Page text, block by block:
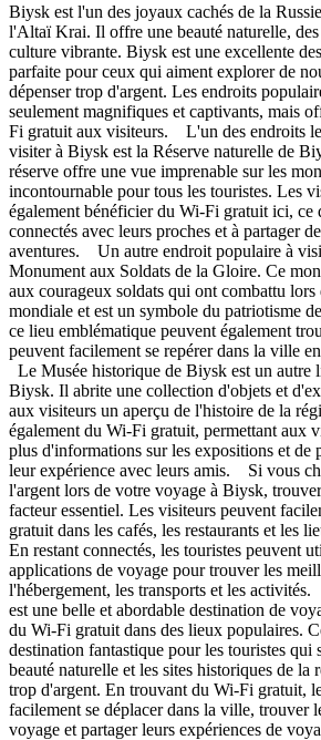
Biysk est l'un des joyaux cachés de la
l'Altaï Krai. Il offre une beauté naturelle, des
culture vibrante. Biysk est une excellente
parfaite pour ceux qui aiment explorer de
dépenser trop d'argent. Les endroits
seulement magnifiques et captivants, mais
Fi gratuit aux visiteurs. L'un des endroits
visiter à Biysk est la Réserve naturelle de
réserve offre une vue imprenable sur les
incontournable pour tous les touristes. Les
également bénéficier du Wi-Fi gratuit ici, ce
connectés avec leurs proches et à partager
aventures. Un autre endroit populaire à
Monument aux Soldats de la Gloire. Ce
aux courageux soldats qui ont combattu lors
mondiale et est un symbole du patriotisme
ce lieu emblématique peuvent également
peuvent facilement se repérer dans la ville
Le Musée historique de Biysk est un autre
Biysk. Il abrite une collection d'objets et
aux visiteurs un aperçu de l'histoire de la
également du Wi-Fi gratuit, permettant aux
plus d'informations sur les expositions et de
leur expérience avec leurs amis. Si vous
l'argent lors de votre voyage à Biysk,
facteur essentiel. Les visiteurs peuvent
gratuit dans les cafés, les restaurants et les
En restant connectés, les touristes peuvent
applications de voyage pour trouver les
l'hébergement, les transports et les
est une belle et abordable destination de
du Wi-Fi gratuit dans des lieux populaires.
destination fantastique pour les touristes qui
beauté naturelle et les sites historiques de la
trop d'argent. En trouvant du Wi-Fi gratuit,
facilement se déplacer dans la ville, trouver
voyage et partager leurs expériences de